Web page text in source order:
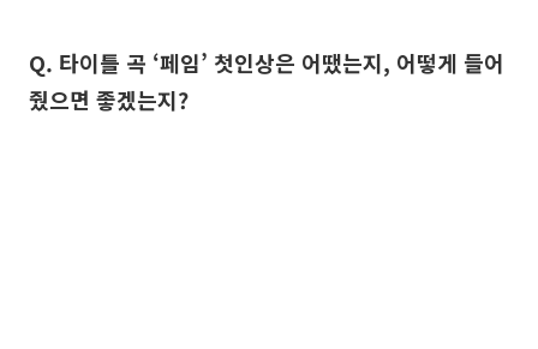
Q. 타이틀 곡 ‘페임’ 첫인상은 어땠는지, 어떻게 들어
줬으면 좋겠는지?